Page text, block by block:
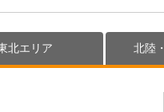
北エリア 北陸